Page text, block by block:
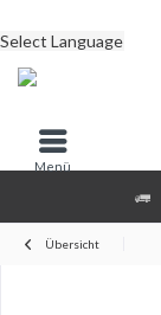
Select Language
Menü
Übersicht